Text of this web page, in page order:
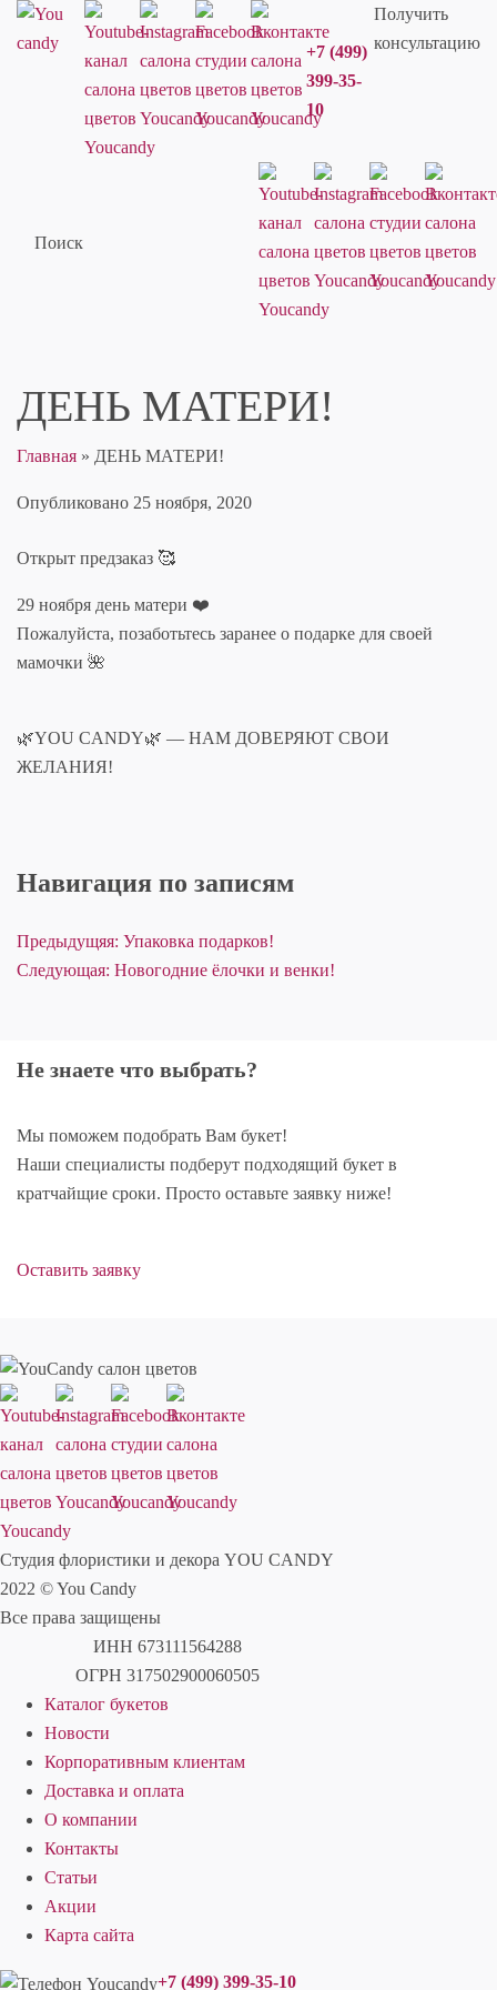
+7 (499)
399-35-
10
Получить
консультацию
Поиск
ДЕНЬ МАТЕРИ!
Главная » ДЕНЬ МАТЕРИ!
Опубликовано 25 ноября, 2020
Открыт предзаказ 🥰
29 ноября день матери ❤️
Пожалуйста, позаботьтесь заранее о подарке для своей
мамочки 🌺
🌿YOU CANDY🌿 — НАМ ДОВЕРЯЮТ СВОИ
ЖЕЛАНИЯ!
Навигация по записям
Предыдущяя: Упаковка подарков!
Следующая: Новогодние ёлочки и венки!
Не знаете что выбрать?
Мы поможем подобрать Вам букет!
Наши специалисты подберут подходящий букет в
кратчайщие сроки. Просто оставьте заявку ниже!
Оставить заявку
Студия флористики и декора YOU CANDY
2022 © You Candy
Все права защищены
ИНН 673111564288
ОГРН 317502900060505
Каталог букетов
Новости
Корпоративным клиентам
Доставка и оплата
О компании
Контакты
Статьи
Акции
Карта сайта
+7 (499) 399-35-10